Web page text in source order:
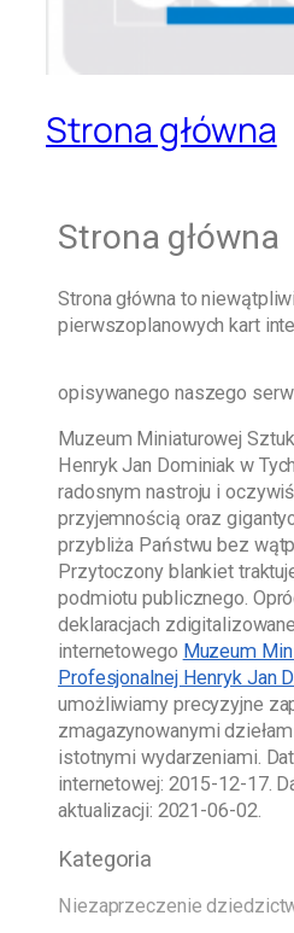
Strona główna
Strona główna
Strona głównato
pierwszoplanowych kart
opisywanego naszego
Muzeum Miniaturowej
Henryk Jan Dominiak w
radosnym nastroju i
przyjemnością oraz
przybliża Państwu bez
Przytoczony blankiet
podmiotu publicznego.
deklaracjach
internetowego Muzeum
Profesjonalnej Henryk Jan
umożliwiamy precyzyjne
zmagazynowanymi
istotnymi wydarzeniami.
internetowej: 2015-12-17.
aktualizacji: 2021-06-02.
Kategoria
Niezaprzeczenie